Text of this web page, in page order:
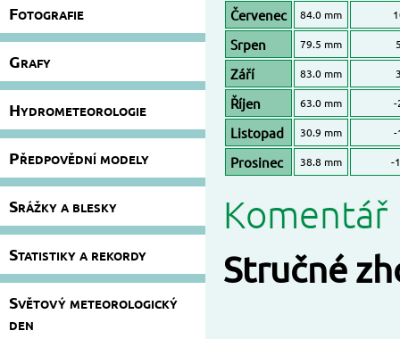
Fotografie
Grafy
Hydrometeorologie
Předpovědní modely
Srážky a blesky
Statistiky a rekordy
Světový meteorologický
den
Červenec 84.0 mm
Srpen 79.5 mm
Září 83.0 mm
Říjen 63.0 mm -
Listopad 30.9 mm -
Prosinec 38.8 mm -
Stručné